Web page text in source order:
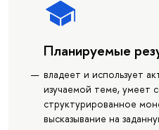
Планируемые
владеет и использует
изучаемой теме, умеет
структурированное
высказывание на